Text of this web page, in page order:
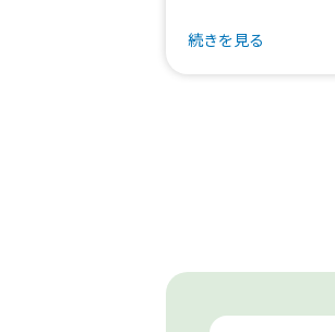
トッピング内容
続きを見る